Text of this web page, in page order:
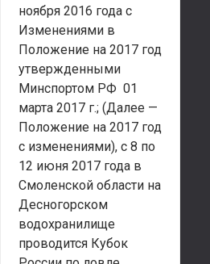
ноября 2016 года с
Изменениями в
Положение на 2017 год
утвержденными
Минспортом РФ 01
марта 2017 г.; (Далее —
Положение на 2017 год
с изменениями), с 8 по
12 июня 2017 года в
Смоленской области на
Десногорском
водохранилище
проводится Кубок